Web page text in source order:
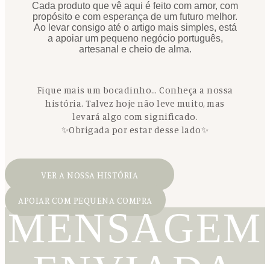
Cada produto que vê aqui é feito com amor, com
propósito e com esperança de um futuro melhor.
Ao levar consigo até o artigo mais simples, está
a apoiar um pequeno negócio português,
artesanal e cheio de alma.
Fique mais um bocadinho… Conheça a nossa
história. Talvez hoje não leve muito, mas
levará algo com significado.
✨Obrigada por estar desse lado✨
VER A NOSSA HISTÓRIA
APOIAR COM PEQUENA COMPRA
MENSAGEM